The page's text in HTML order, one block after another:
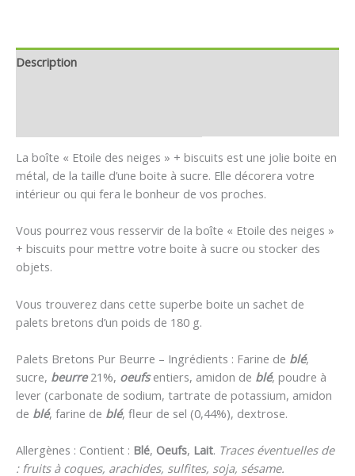
Description
La boîte « Etoile des neiges » + biscuits est une jolie boite en
métal, de la taille d’une boite à sucre. Elle décorera votre
intérieur ou qui fera le bonheur de vos proches.
Vous pourrez vous resservir de la boîte « Etoile des neiges »
+ biscuits pour mettre votre boite à sucre ou stocker des
objets.
Vous trouverez dans cette superbe boite un sachet de
palets bretons d’un poids de 180 g.
Palets Bretons Pur Beurre – Ingrédients : Farine de blé,
sucre, beurre21%, oeufsentiers, amidon de blé, poudre à
lever (carbonate de sodium, tartrate de potassium, amidon
de blé, farine de blé, fleur de sel (0,44%), dextrose.
Allergènes : Contient : Blé, Oeufs, Lait. Traces éventuelles de
: fruits à coques, arachides, sulfites, soja, sésame.